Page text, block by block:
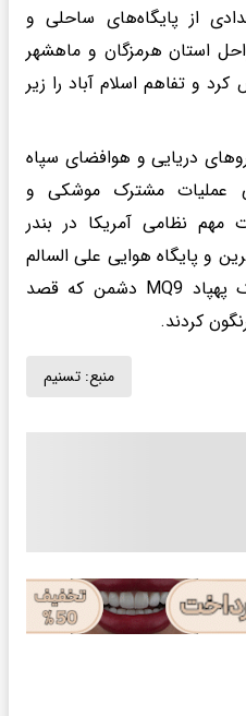
از پایگاه‌های ساحلی و
استان هرمزگان و ماهشهر
و تفاهم اسلام آباد را زیر
دریایی و هوافضای سپاه
عملیات مشترک موشکی و
مهم نظامی آمریکا در بندر
و پایگاه هوایی علی السالم
کویت را در هم کوبیدند و یک پهپاد MQ9 دشمن که قصد
کردند.
منبع: تسنیم